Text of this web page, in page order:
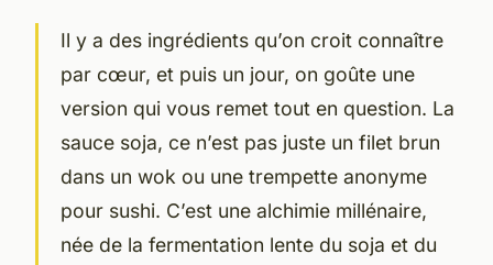
Il y a des ingrédients qu’on croit connaître
par cœur, et puis un jour, on goûte une
version qui vous remet tout en question. La
sauce soja, ce n’est pas juste un filet brun
dans un wok ou une trempette anonyme
pour sushi. C’est une alchimie millénaire,
née de la fermentation lente du soja et du